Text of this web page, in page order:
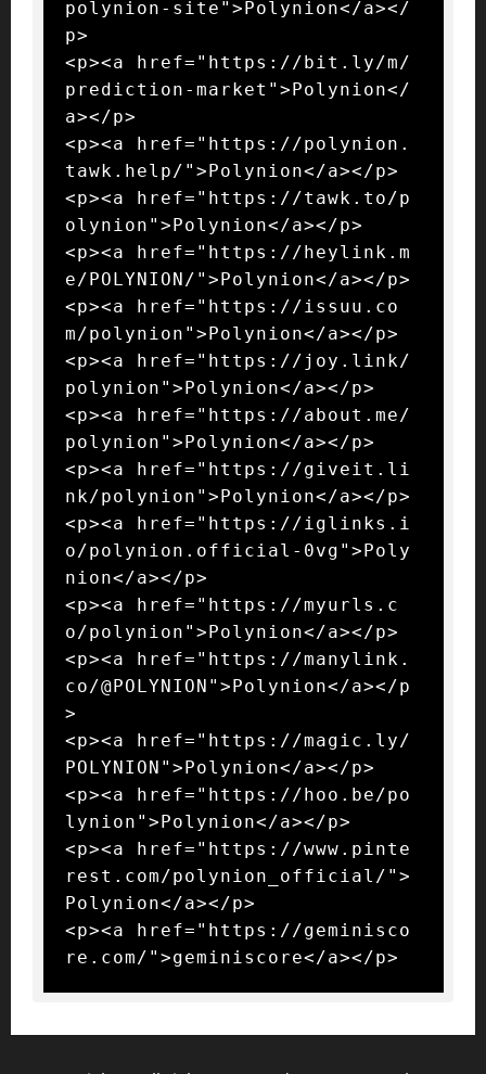
polynion-site">Polynion</a></
p>
<p><a href="https://bit.ly/m/
prediction-market">Polynion</
a></p>
<p><a href="https://polynion.
tawk.help/">Polynion</a></p>
<p><a href="https://tawk.to/p
olynion">Polynion</a></p>
<p><a href="https://heylink.m
e/POLYNION/">Polynion</a></p>
<p><a href="https://issuu.co
m/polynion">Polynion</a></p>
<p><a href="https://joy.link/
polynion">Polynion</a></p>
<p><a href="https://about.me/
polynion">Polynion</a></p>
<p><a href="https://giveit.li
nk/polynion">Polynion</a></p>
<p><a href="https://iglinks.i
o/polynion.official-0vg">Poly
nion</a></p>
<p><a href="https://myurls.c
o/polynion">Polynion</a></p>
<p><a href="https://manylink.
co/@POLYNION">Polynion</a></p
>
<p><a href="https://magic.ly/
POLYNION">Polynion</a></p>
<p><a href="https://hoo.be/po
lynion">Polynion</a></p>
<p><a href="https://www.pinte
rest.com/polynion_official/">
Polynion</a></p>
<p><a href="https://geminisco
re.com/">geminiscore</a></p>